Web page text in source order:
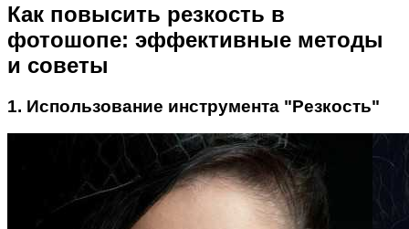
Как повысить резкость в
фотошопе: эффективные методы
и советы
1. Использование инструмента "Резкость"